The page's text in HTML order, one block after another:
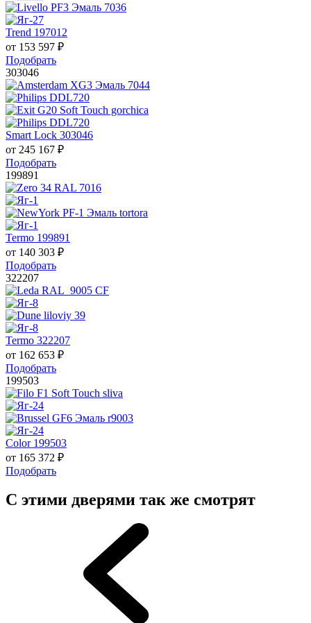
Trend 197012
от 153 597 ₽
Подобрать
303046
Smart Lock 303046
от 245 167 ₽
Подобрать
199891
Termo 199891
от 140 303 ₽
Подобрать
322207
Termo 322207
от 162 653 ₽
Подобрать
199503
Color 199503
от 165 372 ₽
Подобрать
С этими дверями так же смотрят